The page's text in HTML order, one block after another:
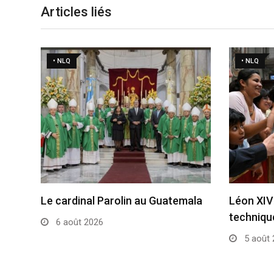
Articles liés
• NLQ
Le cardinal Parolin au Guatemala
6 août 2026
• NLQ
Léon
5 août